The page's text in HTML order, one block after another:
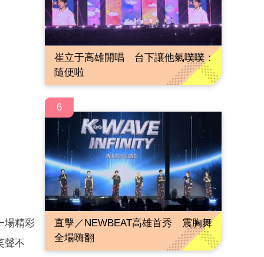
場精彩
聲不
崔立于高雄開唱 台下讓他氣噗噗：
隨便啦
6
直擊／NEWBEAT高雄首秀 震胸舞
全場嗨翻